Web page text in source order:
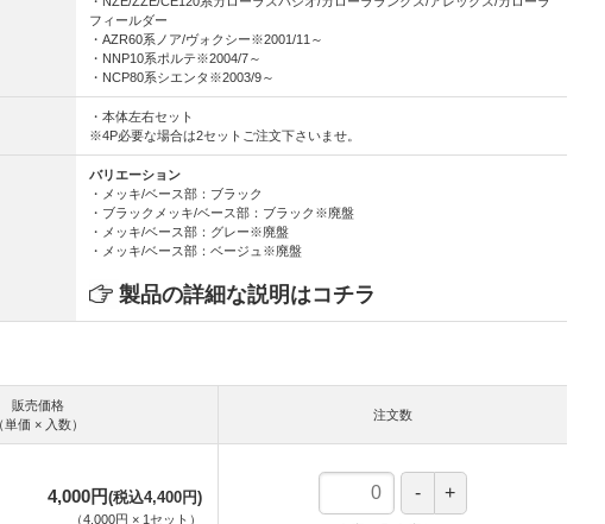
フィールダー
・AZR60系ノア/ヴォクシー※2001/11～
・NNP10系ポルテ※2004/7～
・NCP80系シエンタ※2003/9～
・本体左右セット
※4P必要な場合は2セットご注文下さいませ。
バリエーション
・メッキ/ベース部：ブラック
・ブラックメッキ/ベース部：ブラック※廃盤
・メッキ/ベース部：グレー※廃盤
・メッキ/ベース部：ベージュ※廃盤
製品の詳細な説明はコチラ
販売価格
（単価 × 入数）
注文数
4,000円(税込4,400円)
（4,000円 × 1セット ）